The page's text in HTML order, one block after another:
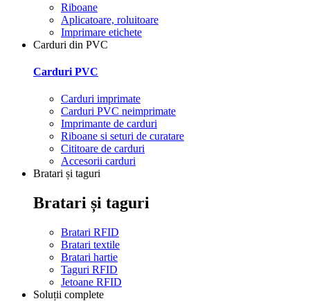
Riboane
Aplicatoare, roluitoare
Imprimare etichete
Carduri din PVC
Carduri PVC
Carduri imprimate
Carduri PVC neimprimate
Imprimante de carduri
Riboane si seturi de curatare
Cititoare de carduri
Accesorii carduri
Bratari și taguri
Bratari și taguri
Bratari RFID
Bratari textile
Bratari hartie
Taguri RFID
Jetoane RFID
Soluții complete